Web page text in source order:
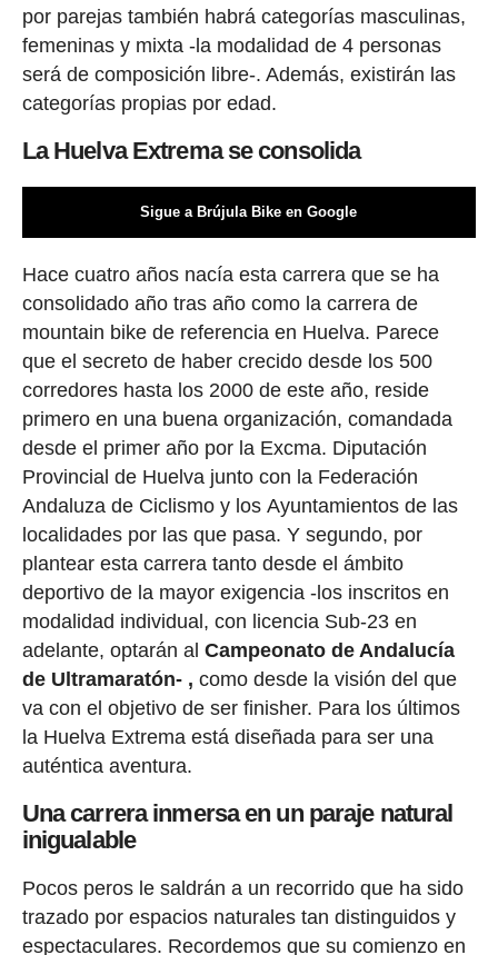
por parejas también habrá categorías masculinas,
femeninas y mixta -la modalidad de 4 personas
será de composición libre-. Además, existirán las
categorías propias por edad.
La Huelva Extrema se consolida
Sigue a Brújula Bike en Google
Hace cuatro años nacía esta carrera que se ha
consolidado año tras año como la carrera de
mountain bike de referencia en Huelva. Parece
que el secreto de haber crecido desde los 500
corredores hasta los 2000 de este año, reside
primero en una buena organización, comandada
desde el primer año por la Excma. Diputación
Provincial de Huelva junto con la Federación
Andaluza de Ciclismo y los Ayuntamientos de las
localidades por las que pasa. Y segundo, por
plantear esta carrera tanto desde el ámbito
deportivo de la mayor exigencia -los inscritos en
modalidad individual, con licencia Sub-23 en
adelante, optarán al Campeonato de Andalucía
de Ultramaratón- , como desde la visión del que
va con el objetivo de ser finisher. Para los últimos
la Huelva Extrema está diseñada para ser una
auténtica aventura.
Una carrera inmersa en un paraje natural
inigualable
Pocos peros le saldrán a un recorrido que ha sido
trazado por espacios naturales tan distinguidos y
espectaculares. Recordemos que su comienzo en